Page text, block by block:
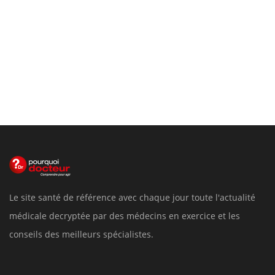
Le site santé de référence avec chaque jour toute l'actualité
médicale decryptée par des médecins en exercice et les
conseils des meilleurs spécialistes.